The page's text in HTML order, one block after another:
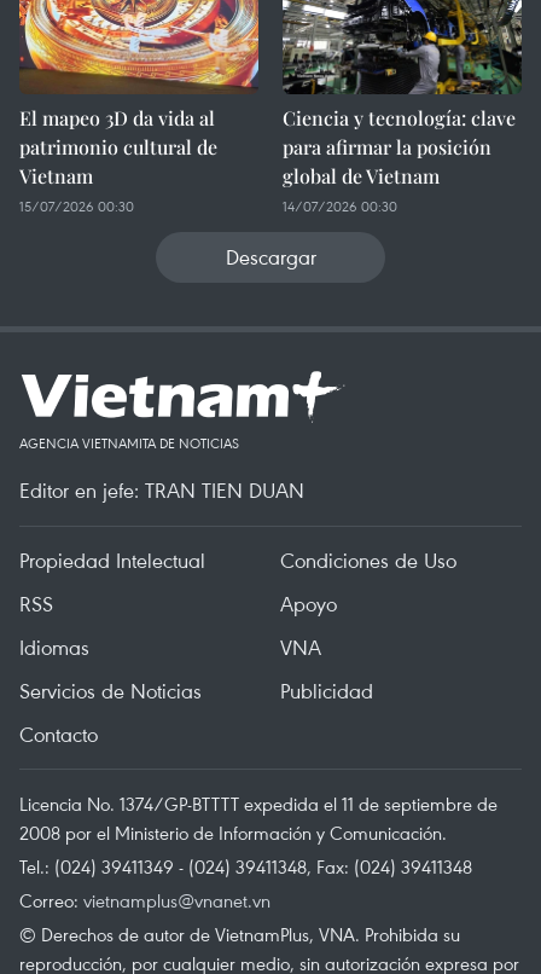
El mapeo 3D da vida al
patrimonio cultural de
Vietnam
15/07/2026 00:30
Ciencia y tecnología: clave
para afirmar la posición
global de Vietnam
14/07/2026 00:30
Descargar
AGENCIA VIETNAMITA DE NOTICIAS
Editor en jefe: TRAN TIEN DUAN
Propiedad Intelectual
Condiciones de Uso
RSS
Apoyo
Idiomas
VNA
Servicios de Noticias
Publicidad
Contacto
Licencia No. 1374/GP-BTTTT expedida el 11 de septiembre de
2008 por el Ministerio de Información y Comunicación.
Tel.: (024) 39411349 - (024) 39411348, Fax: (024) 39411348
Correo: vietnamplus@vnanet.vn
© Derechos de autor de VietnamPlus, VNA. Prohibida su
reproducción, por cualquier medio, sin autorización expresa por